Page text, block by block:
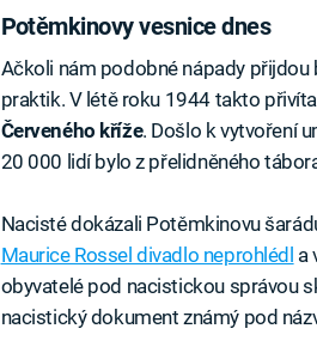
Potěmkinovy vesnice dnes
Ačkoli nám podobné nápady
praktik. V létě roku 1944 takto
Červeného kříže. Došlo k vytvoření
20 000 lidí bylo z přelidněného
Nacisté dokázali Potěmkinovu
Maurice Rossel divadlo neprohlédl a
obyvatelé pod nacistickou správou
nacistický dokument známý pod